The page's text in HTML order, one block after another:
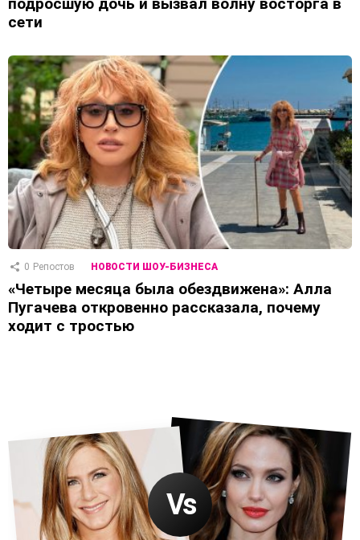
сети
0 Репостов НОВОСТИ ШОУ-БИЗНЕСА
«Четыре месяца была обездвижена»: Алла
Пугачева откровенно рассказала, почему
ходит с тростью